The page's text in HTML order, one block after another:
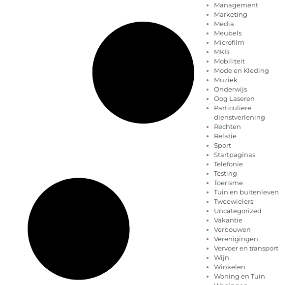
Management
Marketing
Media
Meubels
Microfilm
MKB
Mobiliteit
Mode en Kleding
Muziek
Onderwijs
Oog Laseren
Particuliere
dienstverlening
Rechten
Relatie
Sport
Startpaginas
Telefonie
Testing
Toerisme
Tuin en buitenleven
Tweewielers
Uncategorized
Vakantie
Verbouwen
Verenigingen
Vervoer en transport
Wijn
Winkelen
Woning en Tuin